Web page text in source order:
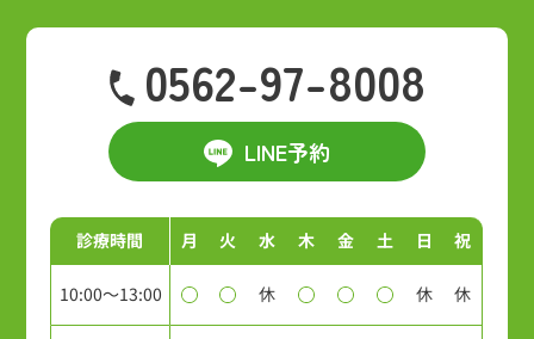
0562-97-8008
LINE予約
診療時間 月 火 水 木 金 土 日 祝
10:00～13:00 休 休 休